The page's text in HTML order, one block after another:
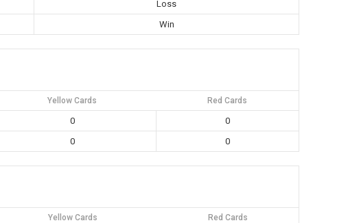
Loss
Win
Yellow Cards Red Cards
0
0
0 0
Yellow Cards Red Cards